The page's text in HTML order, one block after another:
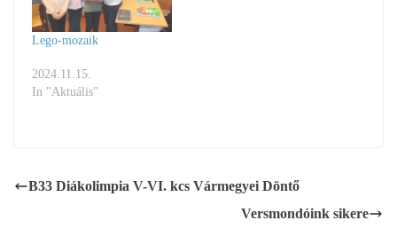
Lego-mozaik
2024.11.15.
In "Aktuális"
B33 Diákolimpia V-VI. kcs Vármegyei Döntő
Versmondóink sikere